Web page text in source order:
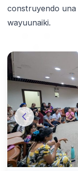
construyendo una
wayuunaiki.